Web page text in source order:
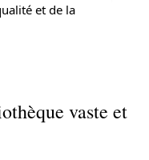
et de la
vaste et